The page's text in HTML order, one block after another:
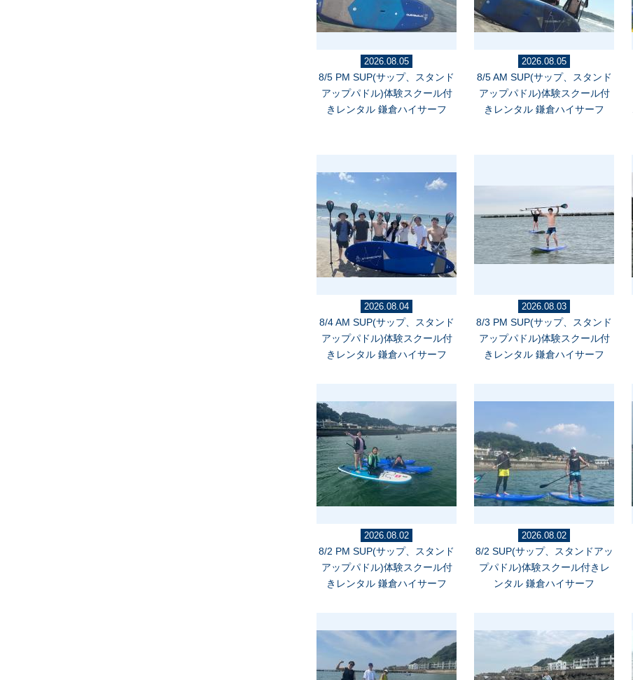
2026.08.05
8/5 PM SUP(サップ、スタンド
アップパドル)体験スクール付
きレンタル 鎌倉ハイサーフ
2026.08.05
8/5 AM SUP(サップ、スタンド
アップパドル)体験スクール付
きレンタル 鎌倉ハイサーフ
2026.08.04
8/4 AM SUP(サップ、スタンド
アップパドル)体験スクール付
きレンタル 鎌倉ハイサーフ
2026.08.03
8/3 PM SUP(サップ、スタンド
アップパドル)体験スクール付
きレンタル 鎌倉ハイサーフ
2026.08.02
8/2 PM SUP(サップ、スタンド
アップパドル)体験スクール付
きレンタル 鎌倉ハイサーフ
2026.08.02
8/2 SUP(サップ、スタンドアッ
プパドル)体験スクール付きレ
ンタル 鎌倉ハイサーフ